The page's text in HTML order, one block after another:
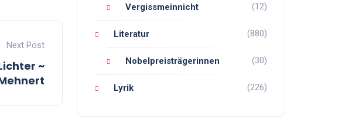
Next Post
~
Vergissmeinnicht (12)
Literatur (880)
Nobelpreisträgerinnen (30)
Lyrik (226)